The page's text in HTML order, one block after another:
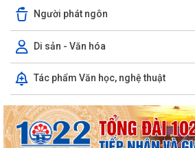
Người phát ngôn
Di sản - Văn hóa
Tác phẩm Văn học, nghệ thuật
UBND PHƯỜNG VIỆT HÒA TRIỂN KHAI
NĂNG SỬ DỤNG INTERNET, MẠNG XÃ HỘI AN...
làm việc tại Nhật Bản theo Chương...
Khai mạc Giải bóng đá Thiếu niên, Nhi
2026.